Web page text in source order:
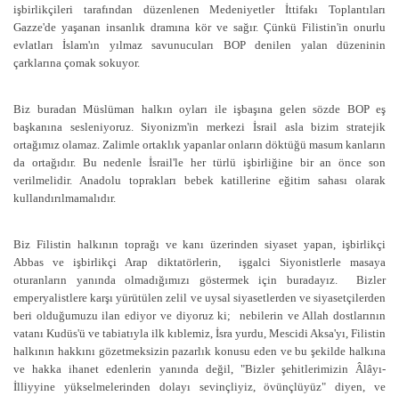
işbirlikçileri tarafından düzenlenen Medeniyetler İttifakı Toplantıları
Gazze'de yaşanan insanlık dramına kör ve sağır. Çünkü Filistin'in onurlu
evlatları İslam'ın yılmaz savunucuları BOP denilen yalan düzeninin
çarklarına çomak sokuyor.
Biz buradan Müslüman halkın oyları ile işbaşına gelen sözde BOP eş
başkanına sesleniyoruz. Siyonizm'in merkezi İsrail asla bizim stratejik
ortağımız olamaz. Zalimle ortaklık yapanlar onların döktüğü masum kanların
da ortağıdır. Bu nedenle İsrail'le her türlü işbirliğine bir an önce son
verilmelidir. Anadolu toprakları bebek katillerine eğitim sahası olarak
kullandırılmamalıdır.
Biz Filistin halkının toprağı ve kanı üzerinden siyaset yapan, işbirlikçi
Abbas ve işbirlikçi Arap diktatörlerin, işgalci Siyonistlerle masaya
oturanların yanında olmadığımızı göstermek için buradayız. Bizler
emperyalistlere karşı yürütülen zelil ve uysal siyasetlerden ve siyasetçilerden
beri olduğumuzu ilan ediyor ve diyoruz ki; nebilerin ve Allah dostlarının
vatanı Kudüs'ü ve tabiatıyla ilk kıblemiz, İsra yurdu, Mescidi Aksa'yı, Filistin
halkının hakkını gözetmeksizin pazarlık konusu eden ve bu şekilde halkına
ve hakka ihanet edenlerin yanında değil, "Bizler şehitlerimizin Âlâyı-
İlliyyine yükselmelerinden dolayı sevinçliyiz, övünçlüyüz" diyen, ve